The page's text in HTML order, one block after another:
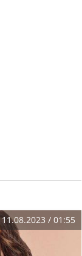
11.08.2023 / 01:55